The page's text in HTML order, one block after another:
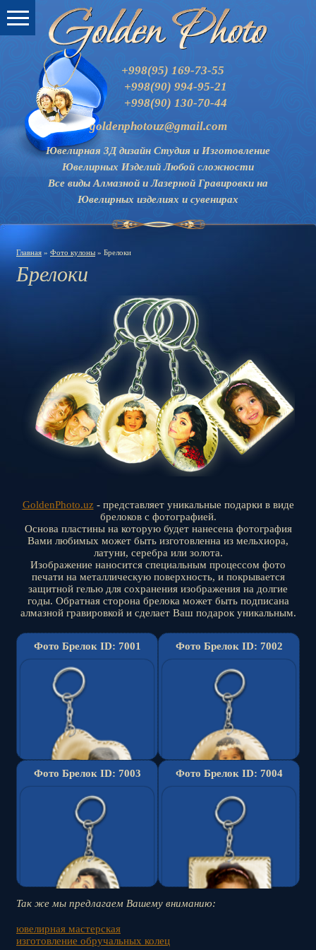
Ювелирная 3Д дизайн Студия и Изготовление
Ювелирных Изделий Любой сложности
Все виды Алмазной и Лазерной Гравировки на
Ювелирных изделиях и сувенирах
+998(95) 169-73-55
+998(90) 994-95-21
+998(90) 130-70-44
goldenphotouz@gmail.com
Главная » Фото кулоны » Брелоки
Брелоки
GoldenPhoto.uz- представляет уникальные подарки в виде
брелоков с фотографией.
Основа пластины на которую будет нанесена фотография
Вами любимых может быть изготовленна из мельхиора,
латуни, серебра или золота.
Изображение наносится специальным процессом фото
печати на металлическую поверхность, и покрывается
защитной гелью для сохранения изображения на долгие
годы. Обратная сторона брелока может быть подписана
алмазной гравировкой и сделает Ваш подарок уникальным.
Фото Брелок ID: 7001
Заказать
Фото Кулон/Подвеска
по контуру края
Размер: 19х19 мм
Сырье: Мельхиор,
Фото Брелок ID: 7002
Заказать
Фото Кулон/Подвеска
по контуру края
Фото Брелок ID: 7003 Фото Брелок ID: 7004
Так же мы предлагаем Вашему вниманию:
ювелирная мастерская
изготовление обручальных колец